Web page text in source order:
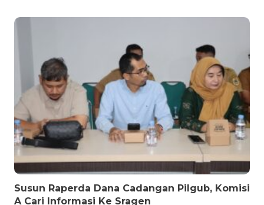
Susun Raperda Dana Cadangan Pilgub, Komisi
A Cari Informasi Ke Sragen